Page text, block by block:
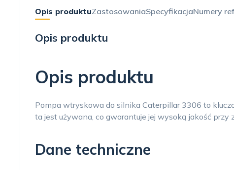
Opis produktuZastosowaniaSpecyfikacjaNumery
Opis produktu
Opis produktu
Pompa wtryskowa do silnika Caterpillar 3306 to
ta jest używana, co gwarantuje jej wysoką jakość przy
Dane techniczne